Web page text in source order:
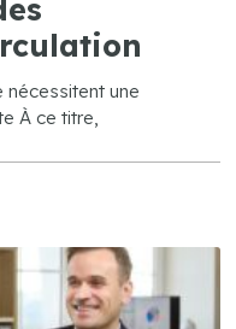
nécessitent une
À ce titre,